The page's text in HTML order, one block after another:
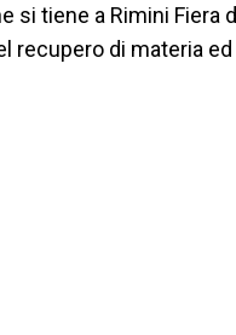
si tiene a Rimini
recupero di materia